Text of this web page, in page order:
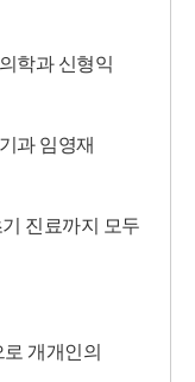
학과 신형익
과 임영재
진료까지 모두
개개인의